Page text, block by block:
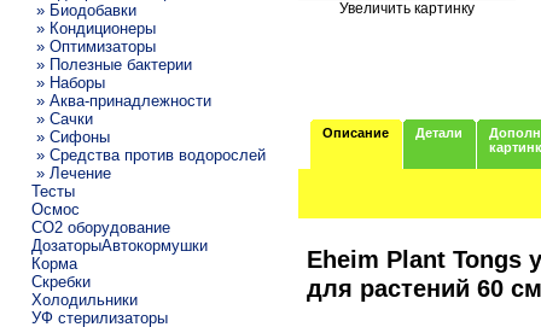
» Биодобавки
» Кондиционеры
» Оптимизаторы
» Полезные бактерии
» Наборы
» Аква-принадлежности
» Сачки
» Сифоны
» Средства против водорослей
» Лечение
Тесты
Осмос
CO2 оборудование
ДозаторыАвтокормушки
Корма
Скребки
Холодильники
УФ стерилизаторы
Увеличить картинку
Описание Детали
Eheim Plant
для растений 60 см